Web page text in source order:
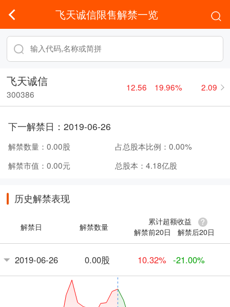
飞天诚信限售解禁一览
飞天诚信
300386
12.56 19.96% 2.09
下一解禁日： 2019-06-26
解禁数量： 0.00股 占总股本比例： 0.00%
解禁市值： 0.00元 总股本： 4.18亿股
历史解禁表现
解禁日 解禁数量
累计超额收益
解禁前20日
解禁后20日
2019-06-26 0.00股 10.32% -21.00%